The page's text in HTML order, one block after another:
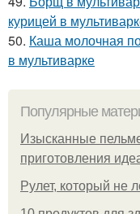
курицей в
50. Каша молочная
в мультиварке
Популярные
Изысканные
приготовления
Рулет, который не